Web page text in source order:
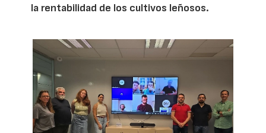
la rentabilidad de los cultivos leñosos.